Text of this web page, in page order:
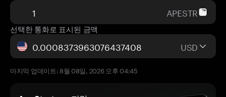
APESTR
선택한 통화로 표시된 금액
USD
마지막 업데이트: 8월 08일, 2026 오후 04:45